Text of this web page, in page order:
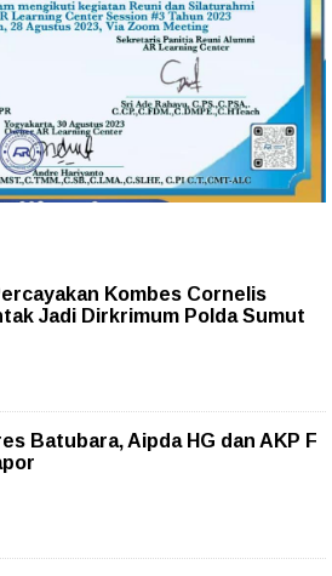
Kombes Cornelis
Jadi Dirkrimum Polda Sumut
Batubara, Aipda HG dan AKP F